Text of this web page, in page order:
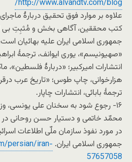
http://www.alvandtv.com/blog/
علاوه بر موارد فوق تحقیق دربارۀ
کتب محققین، آگاهی بخش و مُثبِتِ بی
جمهوری اسلامی ایران علیه بهائیان
«صهیونیسم»، یوری ایوانف، ترجمۀ
انتشارات امیرکبیر؛ «دربارۀ
هزارخوانی، چاپ طوس؛ «تاریخ عرب
ترجمۀ بابائی، انتشارات چاپار.
۱۶- رجوع شود به سخنان علی یونسی،
محمّد خاتمی و دستیار حسن روحانی
در مورد نفوذ سازمان ملّی اطلاعات
جمهوری اسلامی ایران. persian/iran-
57657058